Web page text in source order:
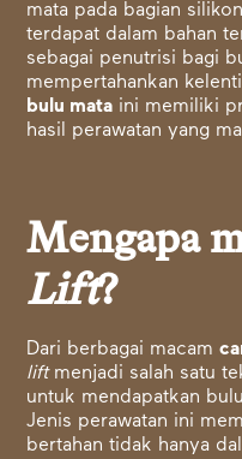
mata pada bagian
terdapat dalam bahan
sebagai penutrisi bagi
mempertahankan
bulu mata ini memiliki
hasil perawatan yang
Mengapa
Lift?
Dari berbagai macam
liftmenjadi salah satu
untuk mendapatkan
Jenis perawatan ini
bertahan tidak hanya